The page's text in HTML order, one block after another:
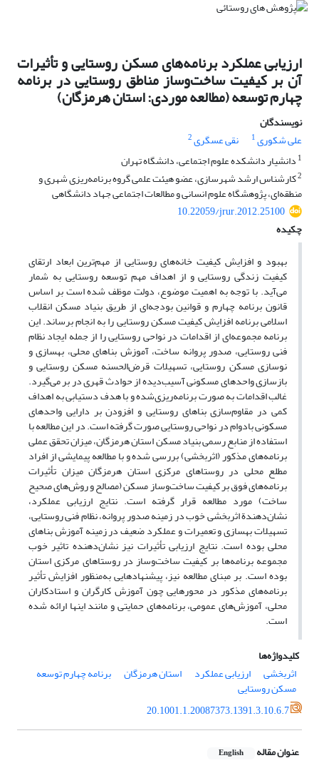
ارزیابی عملکرد برنامه‌های مسکن روستایی و تأثیرات
آن بر کیفیت ساخت‌وساز مناطق روستایی در برنامه
چهارم توسعه (مطالعه موردی: استان هرمزگان)
نویسندگان
علی شکوری1 نقی عسگری2
1 دانشیار دانشکده علوم اجتماعی، دانشگاه تهران
2کارشناس ارشد شهرسازی، عضو هیئت علمی گروه برنامه‌ریزی شهری و
منطقه‌ای، پژوهشگاه علوم انسانی و مطالعات اجتماعی جهاد دانشگاهی
10.22059/jrur.2012.25100
چکیده
بهبود و افزایش کیفیت خانه‌های روستایی از مهم‌ترین ابعاد ارتقای
کیفیت زندگی روستایی و از اهداف مهم توسعه روستایی به شمار
می‌آید. با توجه به اهمیت موضوع، دولت موظف شده است بر اساس
قانون برنامه چهارم و قوانین بودجه‌ای از طریق بنیاد مسکن انقلاب
اسلامی برنامه افزایش کیفیت مسکن روستایی را به انجام برساند. این
برنامه مجموعه‌ای از اقدامات در نواحی روستایی را از جمله ایجاد نظام
فنی روستایی، صدور پروانه ساخت، آموزش بناهای محلی، بهسازی و
نوسازی مسکن روستایی، تسهیلات قرض‌الحسنه مسکن روستایی و
بازسازی واحدهای مسکونی آسیب‌دیده از حوادث قهری در بر می‌گیرد.
غالب اقدامات به صورت برنامه‌ریزی‌شده و با هدف دستیابی به اهداف
کمی در مقاوم‌سازی بناهای روستایی و افزودن بر دارایی واحدهای
مسکونی بادوام در نواحی روستایی صورت گرفته است. در این مطالعه با
استفاده از منابع رسمی بنیاد مسکن استان هرمزگان، میزان تحقق عملی
برنامه‌های مذکور (اثربخشی) بررسی شده و با مطالعه پیمایشی از افراد
مطلع محلی در روستاهای مرکزی استان هرمزگان میزان تأثیرات
برنامه‌های فوق بر کیفیت ساخت‌وساز مسکن (مصالح و روش‌های صحیح
ساخت) مورد مطالعه قرار گرفته است. نتایج ارزیابی عملکرد،
نشان‌دهندة اثربخشی خوب در زمینه صدور پروانه، نظام فنی روستایی،
تسهیلات بهسازی و تعمیرات و عملکرد ضعیف در زمینه آموزش بناهای
محلی بوده است. نتایج ارزیابی تأثیرات نیز نشان‌دهنده تاثیر خوب
مجموعه برنامه‌ها بر کیفیت ساخت‌وساز در روستاهای مرکزی استان
بوده است. بر مبنای مطالعه نیز، پیشنهادهایی به‌منظور افزایش تأثیر
برنامه‌های مذکور در محورهایی چون آموزش کارگران و استادکاران
محلی، آموزش‌های عمومی، برنامه‌های حمایتی و مانند اینها ارائه شده
است.
کلیدواژه‌ها
اثربخشی
ارزیابی عملکرد استان هرمزگان برنامه چهارم توسعه
مسکن روستایی
20.1001.1.20087373.1391.3.10.6.7
عنوان مقاله English